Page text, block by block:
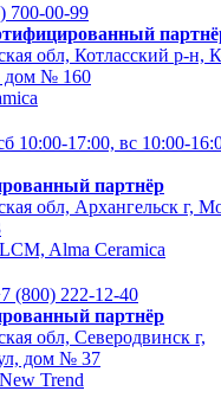
700-00-99
обл, Котласский р-н,
дом № 160
10:00-17:00, вс 10:00-
партнёр
обл, Архангельск г,
Alma Ceramica
(800) 222-12-40
партнёр
обл, Северодвинск г,
дом № 37
Trend